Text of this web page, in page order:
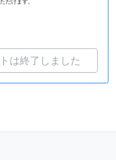
は終了しました